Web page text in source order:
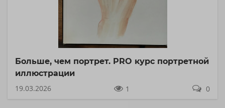
Больше, чем портрет. PRO курс портретной
иллюстрации
19.03.2026
1 0